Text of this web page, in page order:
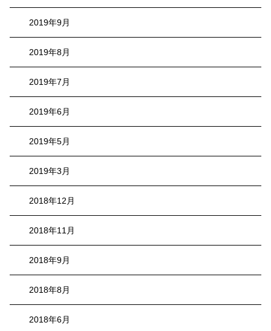
2019年9月
2019年8月
2019年7月
2019年6月
2019年5月
2019年3月
2018年12月
2018年11月
2018年9月
2018年8月
2018年6月